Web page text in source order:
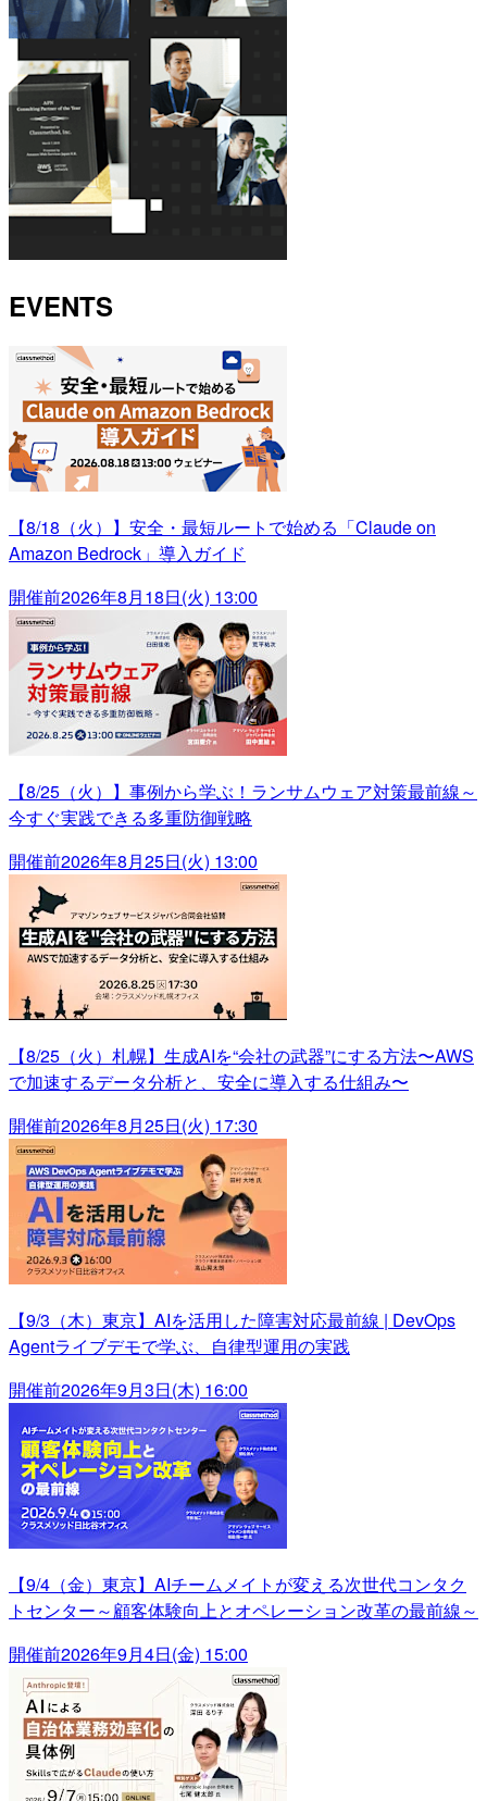
EVENTS
【8/18（火）】安全・最短ルートで始める「Claude on
Amazon Bedrock」導入ガイド
開催前2026年8月18日(火) 13:00
【8/25（火）】事例から学ぶ！ランサムウェア対策最前線～
今すぐ実践できる多重防御戦略
開催前2026年8月25日(火) 13:00
【8/25（火）札幌】生成AIを“会社の武器”にする方法〜AWS
で加速するデータ分析と、安全に導入する仕組み〜
開催前2026年8月25日(火) 17:30
【9/3（木）東京】AIを活用した障害対応最前線 | DevOps
Agentライブデモで学ぶ、自律型運用の実践
開催前2026年9月3日(木) 16:00
【9/4（金）東京】AIチームメイトが変える次世代コンタク
トセンター～顧客体験向上とオペレーション改革の最前線～
開催前2026年9月4日(金) 15:00